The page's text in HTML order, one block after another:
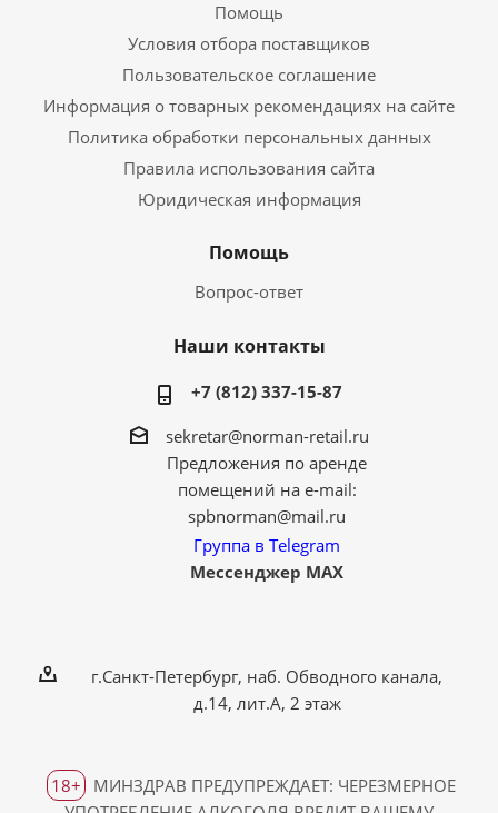
Помощь
Условия отбора поставщиков
Пользовательское соглашение
Информация о товарных рекомендациях на сайте
Политика обработки персональных данных
Правила использования сайта
Юридическая информация
Помощь
Вопрос-ответ
Наши контакты
+7 (812) 337-15-87
sekretar@norman-retail.ru
Предложения по аренде
помещений на e-mail:
spbnorman@mail.ru
Группа в Telegram
Мессенджер MAX
г.Санкт-Петербург, наб. Обводного канала,
д.14, лит.А, 2 этаж
18+
МИНЗДРАВ ПРЕДУПРЕЖДАЕТ: ЧЕРЕЗМЕРНОЕ